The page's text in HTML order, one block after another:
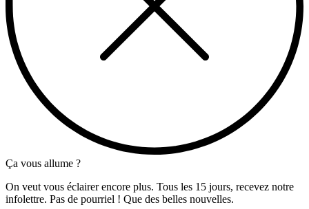
Ça vous allume ?
On veut vous éclairer encore plus. Tous les 15 jours, recevez notre
infolettre. Pas de pourriel ! Que des belles nouvelles.